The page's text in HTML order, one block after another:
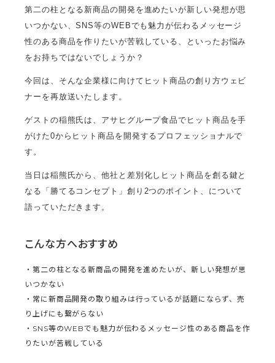
第二の柱となる新商品の開発を進めたいが新しい発想が思
いつかない、SNS等のWEBでも魅力が伝わるメッセージ
性のある商品を作りたいが苦戦している、といったお悩み
をお持ちではないでしょうか？
今回は、そんな企業様に向けてヒット商品の創り方ウェビ
ナーを再放送いたします。
ゲストの稲熊氏は、アサヒグループ食品でヒット商品を手
がけた0からヒット商品を開発するプロフェッショナルで
す。
当日は稲熊氏から、他社と差別化しヒット商品を創る鍵と
なる「勝てるコンセプト」創り2つのポイント、について
語っていただきます。
こんな方へおすすめ
・第二の柱となる新商品の開発を進めたいが、新しい発想が思
いつかない
・常に新商品開発の取り組みは行っているが話題にならず、売
り上げにも繋がらない
・SNS等のWEBでも魅力が伝わるメッセージ性のある商品を作
りたいが苦戦している